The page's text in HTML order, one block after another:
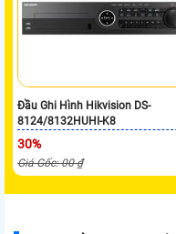
Đầu Ghi Hình Hikvision DS-
8124/8132HUHI-K8
30%
Giá Gốc: 00 ₫